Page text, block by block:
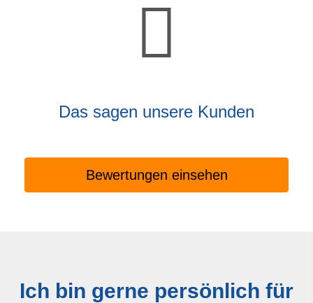
Das sagen unsere Kunden
Bewertungen einsehen
Ich bin gerne persönlich für